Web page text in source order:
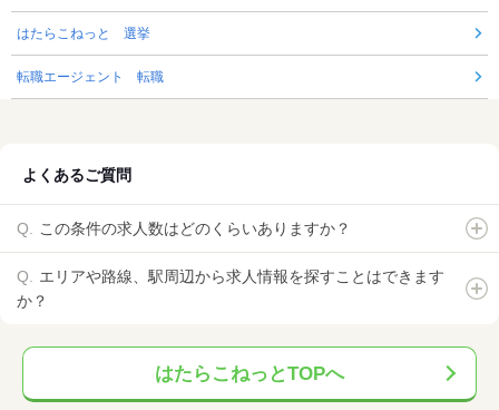
はたらこねっと 選挙
転職エージェント 転職
よくあるご質問
この条件の求人数はどのくらいありますか？
エリアや路線、駅周辺から求人情報を探すことはできます
か？
はたらこねっとTOPへ